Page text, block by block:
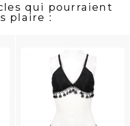
qui pourraient
plaire :